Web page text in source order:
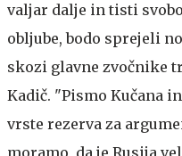
valjar dalje in tisti
obljube, bodo sprejeli
skozi glavne zvočnike
Kadič. "Pismo Kučana
vrste rezerva za
moramo, da je Rusija